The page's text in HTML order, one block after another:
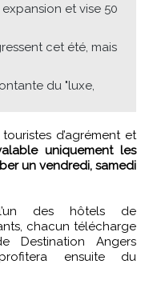
et vise 50
cet été, mais
du "luxe,
uniquement les
un vendredi, samedi
des hôtels de
chacun télécharge
Angers
ensuite du